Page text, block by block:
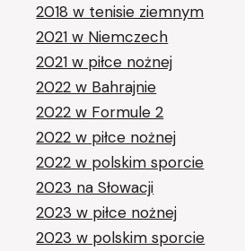
2018 w tenisie ziemnym
2021 w Niemczech
2021 w piłce nożnej
2022 w Bahrajnie
2022 w Formule 2
2022 w piłce nożnej
2022 w polskim sporcie
2023 na Słowacji
2023 w piłce nożnej
2023 w polskim sporcie